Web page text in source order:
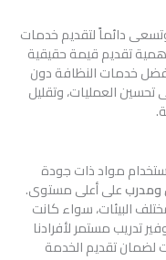
دائماً لتقديم خدمات
تقديم قيمة حقيقية
خدمات النظافة دون
تحسين العمليات، وتقليل
مواد ذات جودة
على أعلى مستوى.
البيئات، سواء كانت
تدريب مستمر لأفرادنا
لضمان تقديم الخدمة